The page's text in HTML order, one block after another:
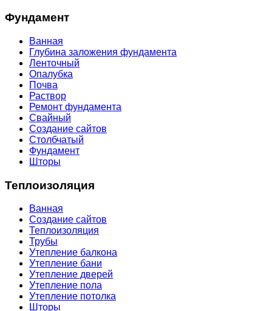
Фундамент
Ванная
Глубина заложения фундамента
Ленточный
Опалубка
Почва
Раствор
Ремонт фундамента
Свайный
Создание сайтов
Столбчатый
Фундамент
Шторы
Теплоизоляция
Ванная
Создание сайтов
Теплоизоляция
Трубы
Утепление балкона
Утепление бани
Утепление дверей
Утепление пола
Утепление потолка
Шторы